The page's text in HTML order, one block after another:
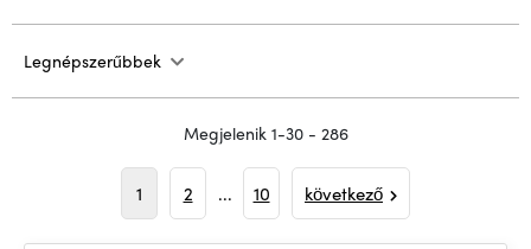
Legnépszerűbbek
Megjelenik 1-30 - 286
1 2 ... 10 következő